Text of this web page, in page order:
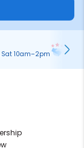
10am–2pm